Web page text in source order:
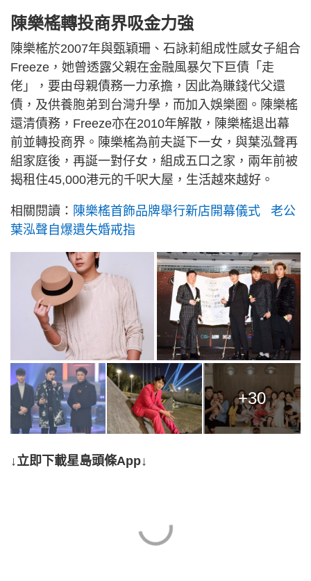
陳樂榣轉投商界吸金力強
陳樂榣於2007年與甄穎珊、石詠莉組成性感女子組合
Freeze，她曾透露父親在金融風暴欠下巨債「走
佬」，要由母親債務一力承擔，因此為賺錢代父還
債，及供養胞弟到台灣升學，而加入娛樂圈。陳樂榣
還清債務，Freeze亦在2010年解散，陳樂榣退出幕
前並轉投商界。陳樂榣為前夫誕下一女，與葉泓聲再
組家庭後，再誕一對仔女，組成五口之家，兩年前被
揭租住45,000港元的千呎大屋，生活越來越好。
相關閱讀： 陳樂榣首飾品牌舉行新店開幕儀式 老公
葉泓聲自爆遺失婚戒指
+30
↓立即下載星島頭條App↓